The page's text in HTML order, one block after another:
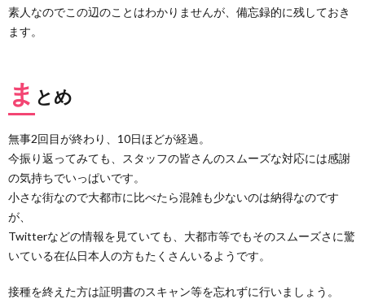
素人なのでこの辺のことはわかりませんが、備忘録的に残しておき
ます。
ま とめ
無事2回目が終わり、10日ほどが経過。
今振り返ってみても、スタッフの皆さんのスムーズな対応には感謝
の気持ちでいっぱいです。
小さな街なので大都市に比べたら混雑も少ないのは納得なのです
が、
Twitterなどの情報を見ていても、大都市等でもそのスムーズさに驚
いている在仏日本人の方もたくさんいるようです。
接種を終えた方は証明書のスキャン等を忘れずに行いましょう。